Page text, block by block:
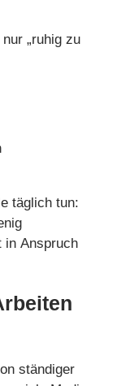
„ruhig zu
täglich tun:
in Anspruch
ständiger